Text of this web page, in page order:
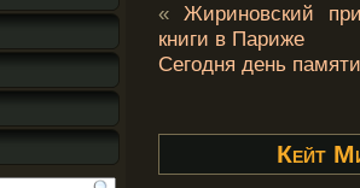
« Жириновский
книги в Париже
Сегодня день
Кейт